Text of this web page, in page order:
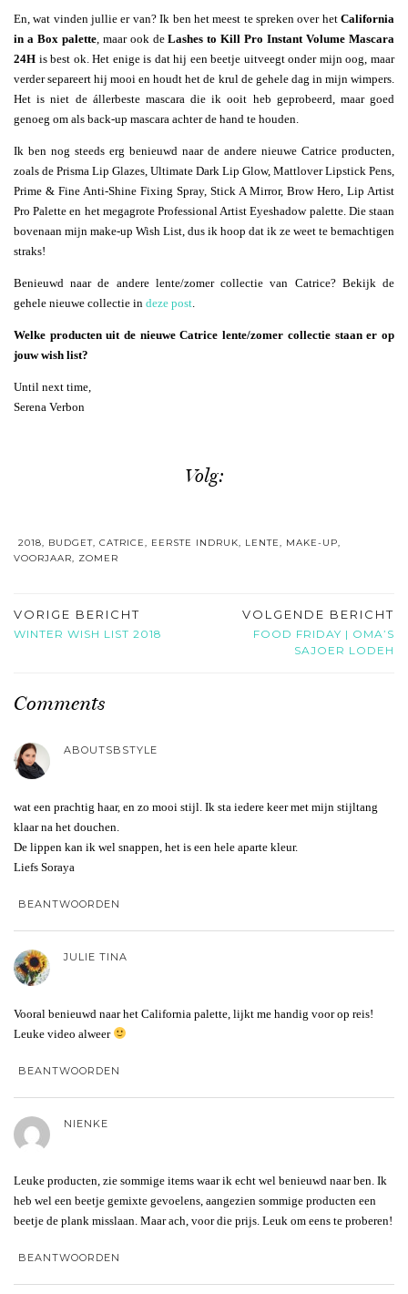
En, wat vinden jullie er van? Ik ben het meest te spreken over het California
in a Box palette, maar ook deLashes to Kill Pro Instant Volume Mascara
24H is best ok. Het enige is dat hij een beetje uitveegt onder mijn oog, maar
verder separeert hij mooi en houdt het de krul de gehele dag in mijn wimpers.
Het is niet de állerbeste mascara die ik ooit heb geprobeerd, maar goed
genoeg om als back-up mascara achter de hand te houden.
Ik ben nog steeds erg benieuwd naar de andere nieuwe Catrice producten,
zoals de Prisma Lip Glazes, Ultimate Dark Lip Glow, Mattlover Lipstick Pens,
Prime & Fine Anti-Shine Fixing Spray, Stick A Mirror, Brow Hero, Lip Artist
Pro Palette en het megagrote Professional Artist Eyeshadow palette. Die staan
bovenaan mijn make-up Wish List, dus ik hoop dat ik ze weet te bemachtigen
straks!
Benieuwd naar de andere lente/zomer collectie van Catrice? Bekijk de
gehele nieuwe collectie in deze post.
Welke producten uit de nieuwe Catrice lente/zomer collectie staan er op
jouw wish list?
Until next time,
Serena Verbon
Volg:
2018, BUDGET, CATRICE, EERSTE INDRUK, LENTE, MAKE-UP,
VOORJAAR, ZOMER
VORIGE BERICHT
WINTER WISH LIST 2018
VOLGENDE BERICHT
FOOD FRIDAY | OMA’S
SAJOER LODEH
Comments
ABOUTSBSTYLE
wat een prachtig haar, en zo mooi stijl. Ik sta iedere keer met mijn stijltang
klaar na het douchen.
De lippen kan ik wel snappen, het is een hele aparte kleur.
Liefs Soraya
BEANTWOORDEN
JULIE TINA
Vooral benieuwd naar het California palette, lijkt me handig voor op reis!
Leuke video alweer
BEANTWOORDEN
NIENKE
Leuke producten, zie sommige items waar ik echt wel benieuwd naar ben. Ik
heb wel een beetje gemixte gevoelens, aangezien sommige producten een
beetje de plank misslaan. Maar ach, voor die prijs. Leuk om eens te proberen!
BEANTWOORDEN